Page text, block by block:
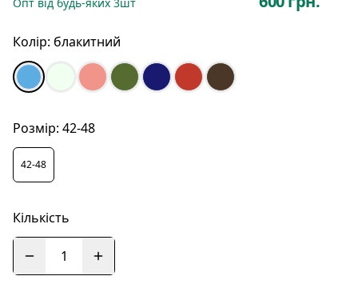
Колір: блакитний
Розмір: 42-48
42-48
Кількість
1